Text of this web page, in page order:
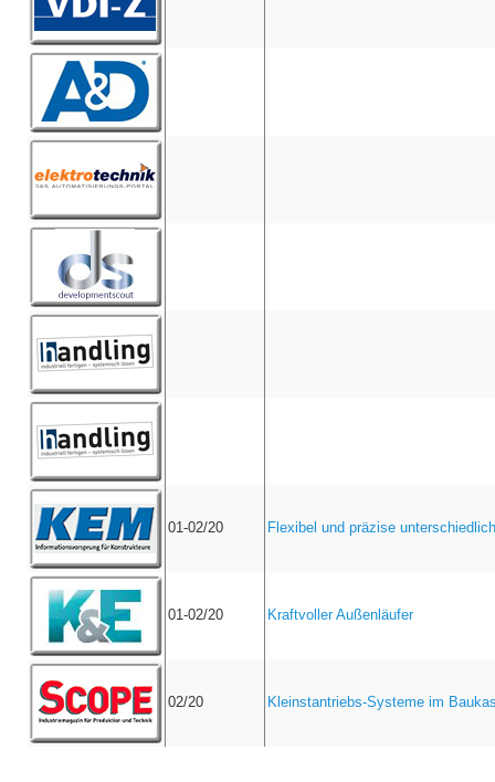
01-02/20 Flexibel und präzise
01-02/20 Kraftvoller Außenläufer
02/20 Kleinstantriebs-Systeme im